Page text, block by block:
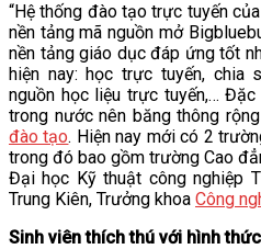
“Hệ thống đào tạo trực tuyến của
nền tảng mã nguồn mở
nền tảng giáo dục đáp ứng tốt
hiện nay: học trực tuyến, chia
nguồn học liệu trực tuyến,…
trong nước nên băng thông
đào tạo. Hiện nay mới có 2
trong đó bao gồm trường Cao
Đại học Kỹ thuật công nghiệp
Trung Kiên, Trưởng khoa Công
Sinh viên thích thú với hình